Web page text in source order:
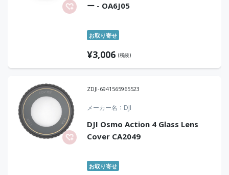
ー - OA6J05
お取り寄せ
¥3,006 (税抜)
ZDJI-6941565965523
メーカー名 DJI
DJI Osmo Action 4 Glass Lens
Cover CA2049
お取り寄せ